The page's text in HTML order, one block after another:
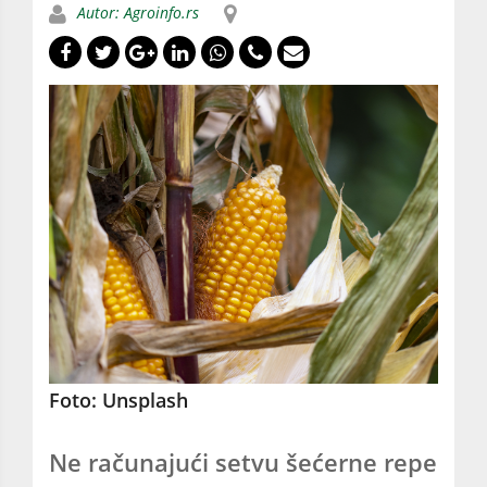
Autor: Agroinfo.rs
Foto: Unsplash
Ne računajući setvu šećerne repe